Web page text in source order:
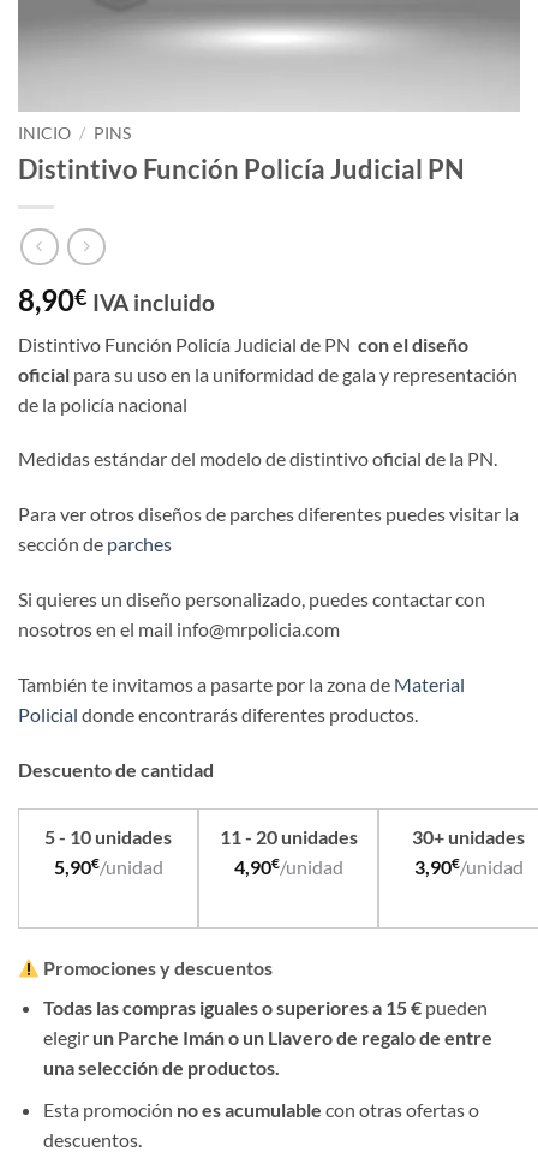
INICIO / PINS
Distintivo Función Policía Judicial PN
8,90€ IVA incluido
Distintivo Función Policía Judicial de PN con el diseño
oficial para su uso en la uniformidad de gala y representación
de la policía nacional
Medidas estándar del modelo de distintivo oficial de la PN.
Para ver otros diseños de parches diferentes puedes visitar la
sección de parches
Si quieres un diseño personalizado, puedes contactar con
nosotros en el mail info@mrpolicia.com
También te invitamos a pasarte por la zona de Material
Policial donde encontrarás diferentes productos.
Descuento de cantidad
5 - 10 unidades
5,90€/unidad
11 - 20 unidades
4,90€/unidad
30+ unidades
3,90€/unidad
Promociones y descuentos
Todas las compras iguales o superiores a 15 €pueden
elegir un Parche Imán o un Llavero de regalo de entre
una selección de productos.
Esta promoción no es acumulable con otras ofertas o
descuentos.